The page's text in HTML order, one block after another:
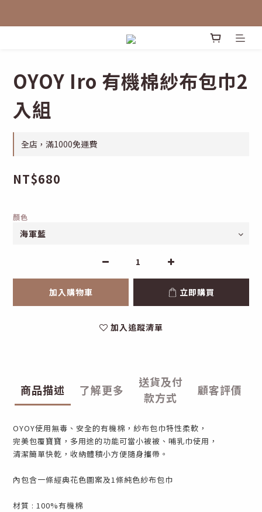
OYOY Iro 有機棉紗布包巾2
入組
全店，滿1000免運費
NT$680
顏色
加入購物車 立即購買
加入追蹤清單
商品描述 了解更多
送貨及付
款方式
顧客評價
OYOY使用無毒、安全的有機棉，紗布包巾特性柔軟，​
完美包覆寶寶，多用途的功能可當小被被、哺乳巾使用，​
清潔簡單快乾，收納體積小方便隨身攜帶。​
內包含一條經典花色圖案及1條純色紗布包巾
材質 : 100%有機棉​